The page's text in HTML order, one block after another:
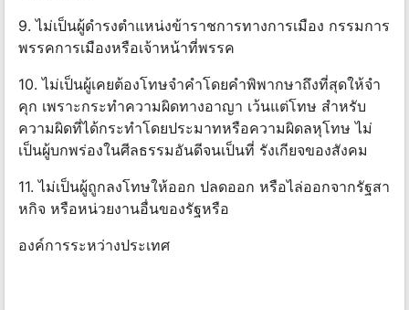
9. ไม่เป็นผู้ดํารงตําแหน่งข้าราชการทางการเมือง กรรมการ
พรรคการเมืองหรือเจ้าหน้าที่พรรค
10. ไม่เป็นผู้เคยต้องโทษจําคําโดยคําพิพากษาถึงที่สุดให้จํา
คุก เพราะกระทําความผิดทางอาญา เว้นแต่โทษ สําหรับ
ความผิดที่ได้กระทําโดยประมาทหรือความผิดลหุโทษ ไม่
เป็นผู้บกพร่องในศีลธรรมอันดีจนเป็นที่ รังเกียจของสังคม
11. ไม่เป็นผู้ถูกลงโทษให้ออก ปลดออก หรือไล่ออกจากรัฐสา
หกิจ หรือหน่วยงานอื่นของรัฐหรือ
องค์การระหว่างประเทศ